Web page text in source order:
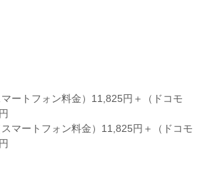
ートフォン料金）11,825円＋（ドコモ
スマートフォン料金）11,825円＋（ドコモ